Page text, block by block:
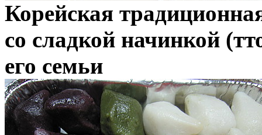
Корейская
со сладкой начинкой
его семьи